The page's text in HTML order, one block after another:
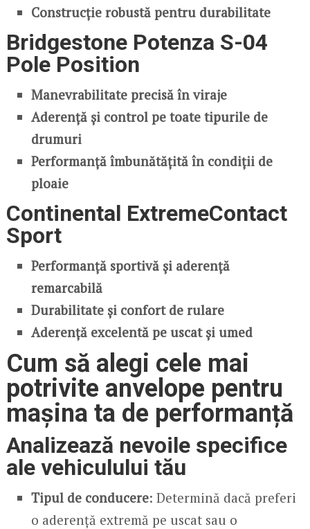
Construcție robustă pentru durabilitate
Bridgestone Potenza S-04
Pole Position
Manevrabilitate precisă în viraje
Aderență și control pe toate tipurile de
drumuri
Performanță îmbunătățită în condiții de
ploaie
Continental ExtremeContact
Sport
Performanță sportivă și aderență
remarcabilă
Durabilitate și confort de rulare
Aderență excelentă pe uscat și umed
Cum să alegi cele mai
potrivite anvelope pentru
mașina ta de performanță
Analizează nevoile specifice
ale vehiculului tău
Tipul de conducere: Determină dacă preferi
o aderență extremă pe uscat sau o